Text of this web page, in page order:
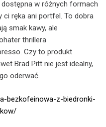
w różnych formach
ci ręka ani portfel. To dobra
smak kawy, ale
thrillera
Czy to produkt
Brad Pitt nie jest idealny,
oderwać.
bezkofeinowa-z-biedronki-